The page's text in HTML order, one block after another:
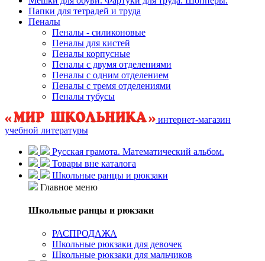
Папки для тетрадей и труда
Пеналы
Пеналы - силиконовые
Пеналы для кистей
Пеналы корпусные
Пеналы с двумя отделениями
Пеналы с одним отделением
Пеналы с тремя отделениями
Пеналы тубусы
интернет-магазин
учебной литературы
Русская грамота. Математический альбом.
Товары вне каталога
Школьные ранцы и рюкзаки
Главное меню
Школьные ранцы и рюкзаки
РАСПРОДАЖА
Школьные рюкзаки для девочек
Школьные рюкзаки для мальчиков